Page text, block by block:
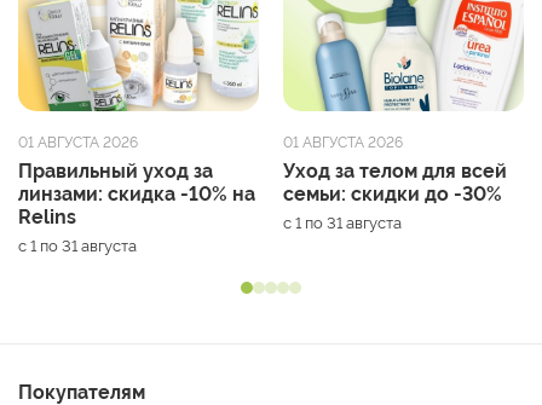
01 АВГУСТА 2026
Правильный уход за
линзами: скидка -10% на
Relins
с 1 по 31 августа
01 АВГУСТА 2026
Уход за телом для всей
семьи: скидки до -30%
с 1 по 31 августа
Покупателям